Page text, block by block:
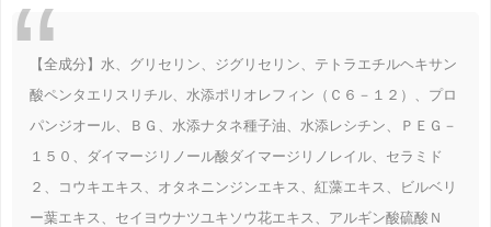
【全成分】水、グリセリン、ジグリセリン、テトラエチルヘキサン
酸ペンタエリスリチル、水添ポリオレフィン（Ｃ６－１２）、プロ
パンジオール、ＢＧ、水添ナタネ種子油、水添レシチン、ＰＥＧ－
１５０、ダイマージリノール酸ダイマージリノレイル、セラミド
２、コウキエキス、オタネニンジンエキス、紅藻エキス、ビルベリ
ー葉エキス、セイヨウナツユキソウ花エキス、アルギン酸硫酸Ｎ